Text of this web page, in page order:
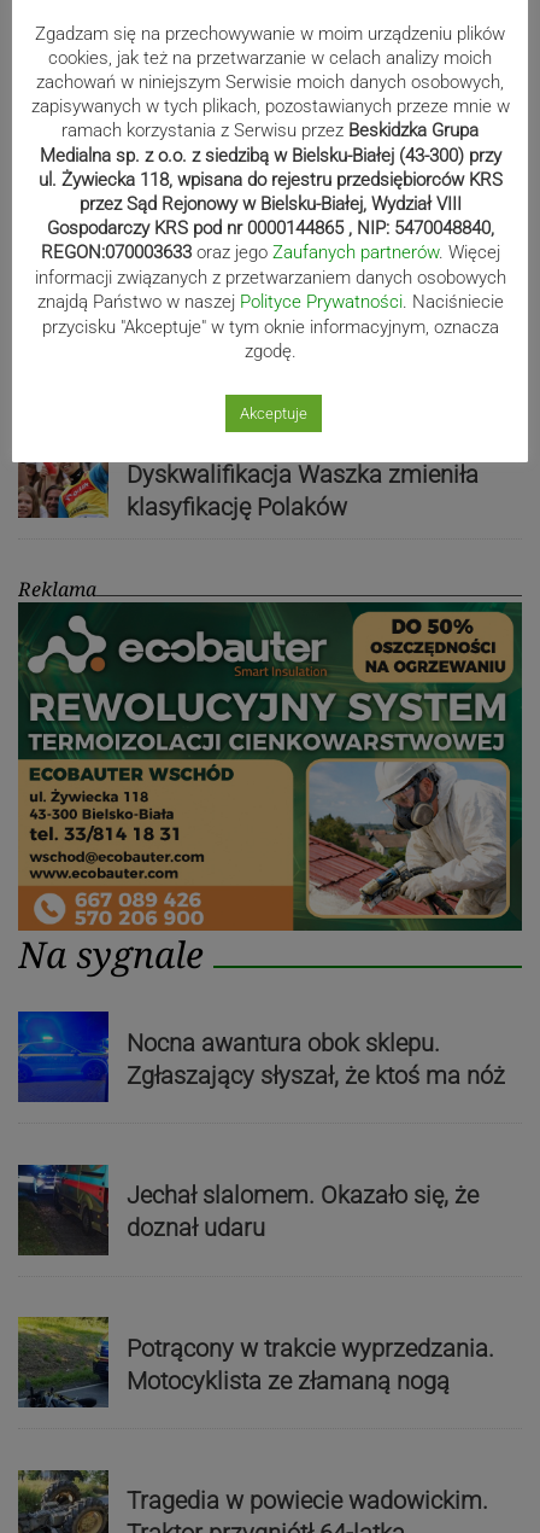
wystartują w Rajdzie Rzeszowskim
80-lecie Soły Kobiernice. Będzie się
działo! SZCZEGÓŁOWY PROGRAM
Kaniów stolicą europejskiego kajak
polo. Kilkadziesiąt drużyn z całej
Europy rywalizowało przez trzy dni
Nakamura z dubletem w Wiśle.
Dyskwalifikacja Waszka zmieniła
klasyfikację Polaków
Reklama
Na sygnale
Nocna awantura obok sklepu.
Zgłaszający słyszał, że ktoś ma nóż
Jechał slalomem. Okazało się, że
doznał udaru
Potrącony w trakcie wyprzedzania.
Motocyklista ze złamaną nogą
Tragedia w powiecie wadowickim.
Zgadzam się na przechowywanie w moim urządzeniu plików
cookies, jak też na przetwarzanie w celach analizy moich
zachowań w niniejszym Serwisie moich danych osobowych,
zapisywanych w tych plikach, pozostawianych przeze mnie w
ramach korzystania z Serwisu przez Beskidzka Grupa
Medialna sp. z o.o. z siedzibą w Bielsku-Białej (43-300) przy
ul. Żywiecka 118, wpisana do rejestru przedsiębiorców KRS
przez Sąd Rejonowy w Bielsku-Białej, Wydział VIII
Gospodarczy KRS pod nr 0000144865 , NIP: 5470048840,
REGON:070003633 oraz jego Zaufanych partnerów. Więcej
informacji związanych z przetwarzaniem danych osobowych
znajdą Państwo w naszej Polityce Prywatności. Naciśniecie
przycisku "Akceptuje" w tym oknie informacyjnym, oznacza
zgodę.
Akceptuje